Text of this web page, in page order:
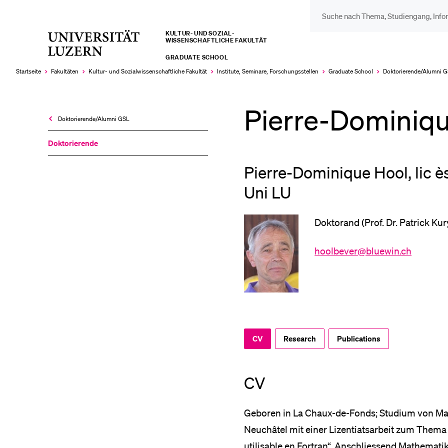
Universität
KULTUR- UND SOZIAL­­­
WISSENSCHAFTLICHE FAKULTÄT
GRADUATE SCHOOL
Startseite
Fakultäten Kultur- und Sozial­­wissenschaftliche Fakultät Institute, Seminare, Forschungsstellen Graduate School Doktorierende/Alumni
Doktorierende/Alumni GSL
Doktorierende
Pierre-
Pierre-Dominique Hool, lic
Uni LU
Doktorand (Prof. Dr. Patrick
hoolbever@bluewin.ch
CV Research Publications
CV
Geboren in La Chaux-de-Fonds; Studium von
Neuchâtel mit einer Lizentiatsarbeit zum
LETZTE SUCHEN
Sie haben noch keine Suche getätigt.
DIE UNI FÜR…
Schulklassen und
Studien­interessierte
Studierende
Forschende
Mitarbeitende